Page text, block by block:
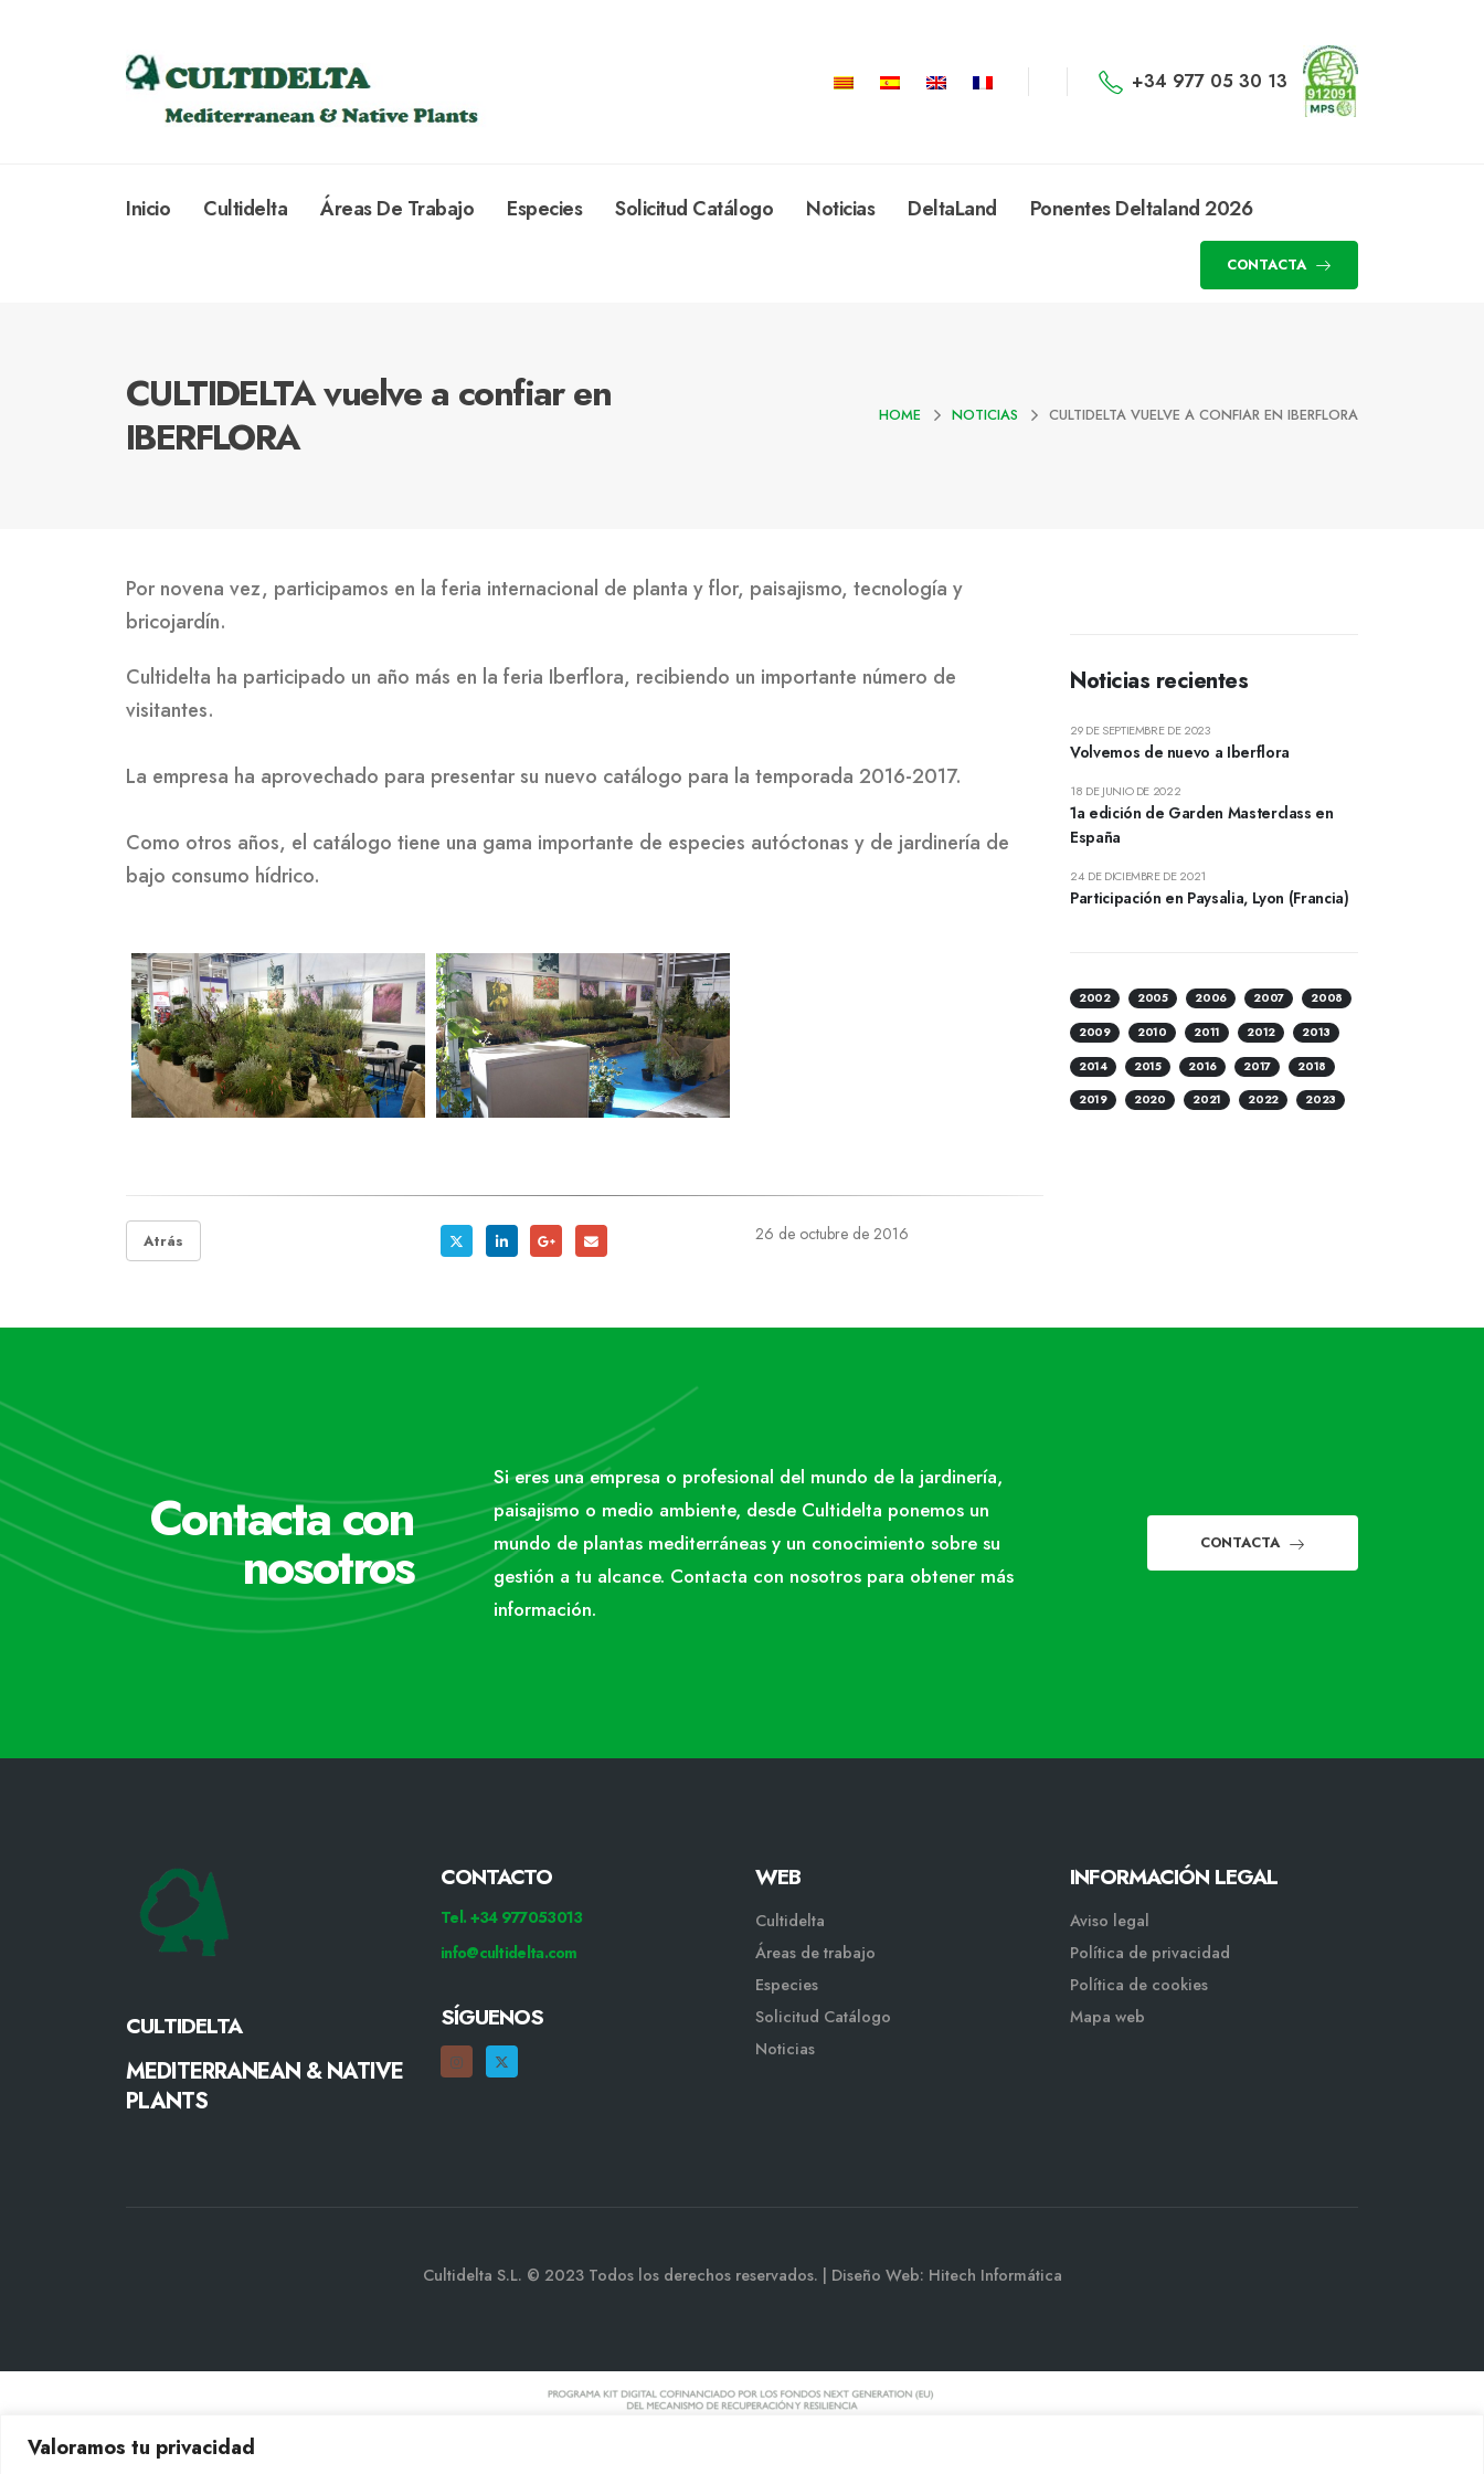
Valoramos tu privacidad
+34 977 05 30 13
Inicio Cultidelta Áreas De Trabajo Especies Solicitud Catálogo Noticias DeltaLand Ponentes Deltaland 2026
CONTACTA
CULTIDELTA vuelve a confiar en
IBERFLORA
HOME NOTICIAS CULTIDELTA VUELVE A CONFIAR EN IBERFLORA
Por novena vez, participamos en la feria internacional de planta y flor, paisajismo, tecnología y
bricojardín.
Cultidelta ha participado un año más en la feria Iberflora, recibiendo un importante número de
visitantes.
La empresa ha aprovechado para presentar su nuevo catálogo para la temporada 2016-2017.
Como otros años, el catálogo tiene una gama importante de especies autóctonas y de jardinería de
bajo consumo hídrico.
Atrás 26 de octubre de 2016
Noticias recientes
Volvemos de nuevo a Iberflora
29 DE SEPTIEMBRE DE 2023
1a edición de Garden Masterclass en
España
18 DE JUNIO DE 2022
Participación en Paysalia, Lyon (Francia)
24 DE DICIEMBRE DE 2021
2002 2005 2006 2007 2008
2009 2010 2011 2012 2013
2014 2015 2016 2017 2018
2019 2020 2021 2022 2023
Contacta con
nosotros
Si eres una empresa o profesional del mundo de la jardinería,
paisajismo o medio ambiente, desde Cultidelta ponemos un
mundo de plantas mediterráneas y un conocimiento sobre su
gestión a tu alcance. Contacta con nosotros para obtener más
información.
CONTACTA
CULTIDELTA
MEDITERRANEAN & NATIVE
PLANTS
CONTACTO
Tel. +34 977053013
info@cultidelta.com
SÍGUENOS
WEB
Cultidelta
Áreas de trabajo
Especies
Solicitud Catálogo
Noticias
INFORMACIÓN LEGAL
Aviso legal
Política de privacidad
Política de cookies
Mapa web
Cultidelta S.L. © 2023 Todos los derechos reservados. | Diseño Web: Hitech Informática